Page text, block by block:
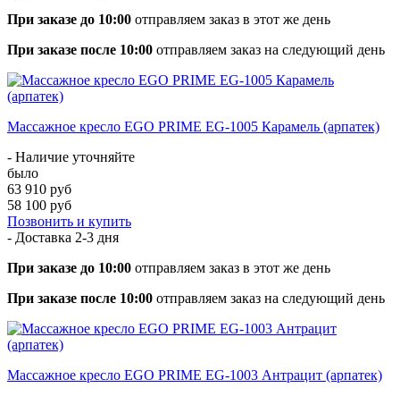
При заказе до 10:00 отправляем заказ в этот же день
При заказе после 10:00 отправляем заказ на следующий день
Массажное кресло EGO PRIME EG-1005 Карамель (арпатек)
- Наличие уточняйте
было
63 910 руб
58 100 руб
Позвонить и купить
- Доставка 2-3 дня
При заказе до 10:00 отправляем заказ в этот же день
При заказе после 10:00 отправляем заказ на следующий день
Массажное кресло EGO PRIME EG-1003 Антрацит (арпатек)